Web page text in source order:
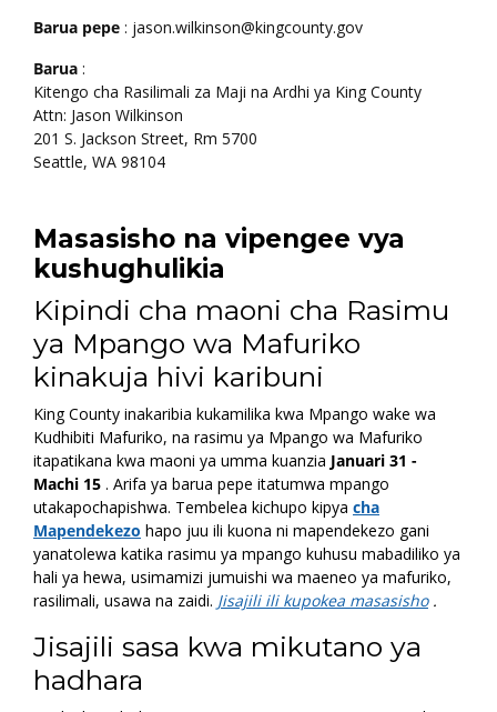
Barua pepe : jason.wilkinson@kingcounty.gov
Barua :
Kitengo cha Rasilimali za Maji na Ardhi ya King County
Attn: Jason Wilkinson
201 S. Jackson Street, Rm 5700
Seattle, WA 98104
Masasisho na vipengee vya
kushughulikia
Kipindi cha maoni cha Rasimu
ya Mpango wa Mafuriko
kinakuja hivi karibuni
King County inakaribia kukamilika kwa Mpango wake wa
Kudhibiti Mafuriko, na rasimu ya Mpango wa Mafuriko
itapatikana kwa maoni ya umma kuanzia Januari 31 -
Machi 15 . Arifa ya barua pepe itatumwa mpango
utakapochapishwa. Tembelea kichupo kipya cha
Mapendekezo hapo juu ili kuona ni mapendekezo gani
yanatolewa katika rasimu ya mpango kuhusu mabadiliko ya
hali ya hewa, usimamizi jumuishi wa maeneo ya mafuriko,
rasilimali, usawa na zaidi. Jisajili ili kupokea masasisho.
Jisajili sasa kwa mikutano ya
hadhara